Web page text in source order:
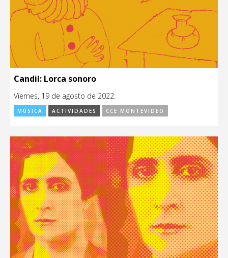
Candil: Lorca sonoro
Viernes, 19 de agosto de 2022.
MÚSICA ACTIVIDADES CCE MONTEVIDEO